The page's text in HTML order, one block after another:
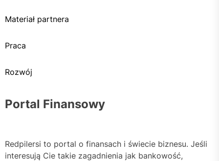
Materiał partnera
Praca
Rozwój
Portal Finansowy
Redpilersi to portal o finansach i świecie biznesu. Jeśli
interesują Cie takie zagadnienia jak bankowość,